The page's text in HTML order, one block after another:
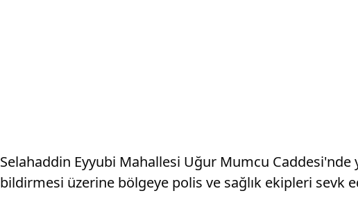
Selahaddin Eyyubi Mahallesi Uğur Mumcu
bildirmesi üzerine bölgeye polis ve sağlık ekipleri sevk